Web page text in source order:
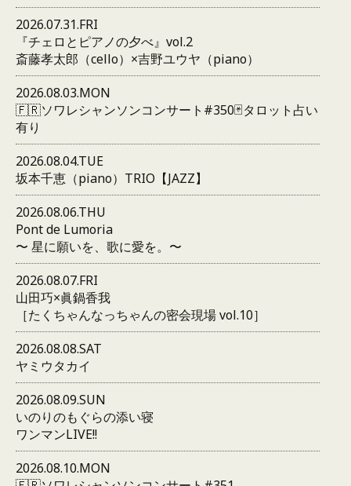
2026.07.31.FRI
『チェロとピアノの夕べ』vol.2
斎藤孝太郎（cello）×吉野ユウヤ（piano）
2026.08.03.MON
🇫🇷ソワレシャンソンコンサート#350🃏タロット占い
有り
2026.08.04.TUE
坂本千恵（piano）TRIO【JAZZ】
2026.08.06.THU
Pont de Lumoria
〜 星に願いを、歌に愛を。〜
2026.08.07.FRI
山田巧×眞鍋香我
［たくちゃんなっちゃんの密会現場 vol.10］
2026.08.08.SAT
ヤミウタカイ
2026.08.09.SUN
いのりのもぐらの添い寝
ワンマンLIVE!!
2026.08.10.MON